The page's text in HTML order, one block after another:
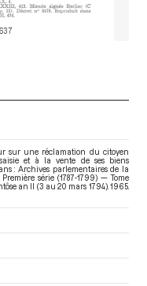
sur une réclamation du citoyen
et à la vente de ses biens
: Archives parlementaires de la
série (1787-1799) — Tome
an II (3 au 20 mars 1794). 1965.